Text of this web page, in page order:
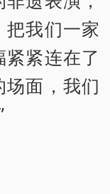
我们一家
紧连在了
面，我们